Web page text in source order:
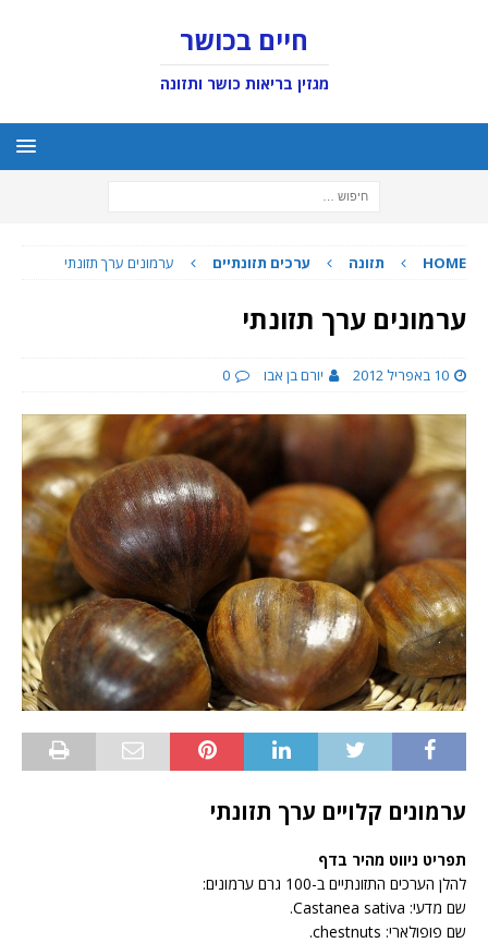
חיים בכושר
מגזין בריאות כושר ותזונה
HOME תזונה ערכים תזונתיים ערמונים ערך תזונתי
ערמונים ערך תזונתי
10 באפריל 2012 יורם בן אבו 0
ערמונים קלויים ערך תזונתי
תפריט ניווט מהיר בדף
להלן הערכים התזונתיים ב-100 גרם ערמונים:
שם מדעי: Castanea sativa.
שם פופולארי: chestnuts.